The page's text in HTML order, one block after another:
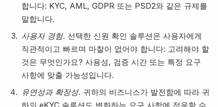
합니다: KYC, AML, GDPR 또는 PSD2와 같은 규제를
말합니다.
사용자 경험. 선택한 신원 확인 솔루션은 사용자에게
직관적이고 빠르며 마찰이 없어야 합니다: 고려해야 할
것은 무엇인가요? 사용성, 검증 시간 또는 특정 요구
사항에 맞출 가능성입니다.
유연성과 확장성. 귀하의 비즈니스가 발전함에 따라 귀
하의 eKYC 솔루션도 변화하는 요구 사항에 적응할 수